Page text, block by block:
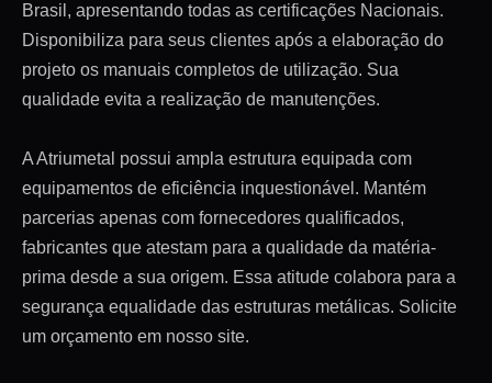
Brasil, apresentando todas as certificações Nacionais.
Disponibiliza para seus clientes após a elaboração do
projeto os manuais completos de utilização. Sua
qualidade evita a realização de manutenções.
A Atriumetal possui ampla estrutura equipada com
equipamentos de eficiência inquestionável. Mantém
parcerias apenas com fornecedores qualificados,
fabricantes que atestam para a qualidade da matéria-
prima desde a sua origem. Essa atitude colabora para a
segurança equalidade das estruturas metálicas. Solicite
um orçamento em nosso site.